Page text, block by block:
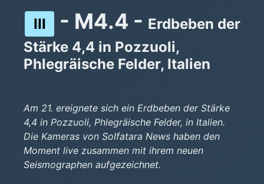
III - M4.4 - Erdbeben der
Stärke 4,4 in Pozzuoli,
Phlegräische Felder, Italien
Am 21. ereignete sich ein Erdbeben der Stärke
4,4 in Pozzuoli, Phlegräische Felder, in Italien.
Die Kameras von Solfatara News haben den
Moment live zusammen mit ihrem neuen
Seismographen aufgezeichnet.